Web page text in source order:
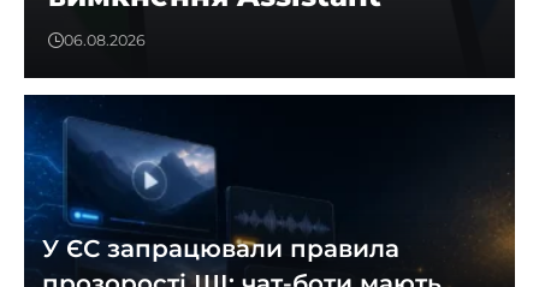
06.08.2026
У ЄС запрацювали правила